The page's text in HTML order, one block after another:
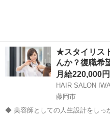
★スタイリス
んか？復職
月給220,000円
藤岡市
◆ 美容師としての人生設計をしっ